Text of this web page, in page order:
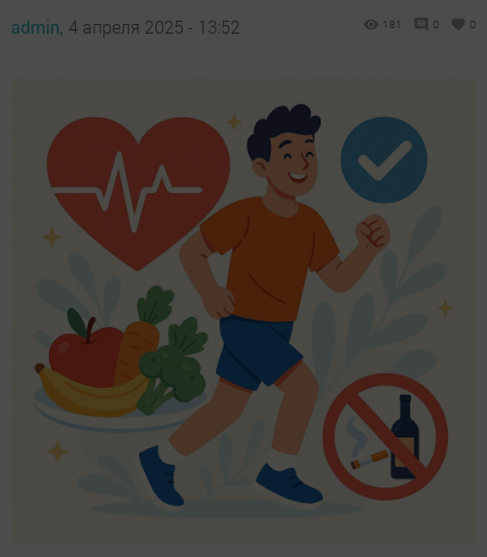
admin, 4 апреля 2025 - 13:52 181 0 0